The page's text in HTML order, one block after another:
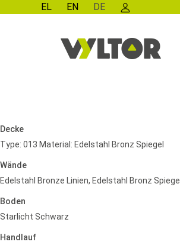
EL EN DE
Decke
Type: 013 Material: Edelstahl Bronz Spiegel
Wände
Edelstahl Bronze Linien, Edelstahl Bronz Spiegel
Boden
Starlicht Schwarz
Handlauf